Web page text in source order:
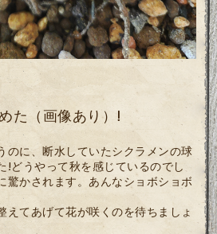
た（画像あり）!
のに、断水していたシクラメンの球
!どうやって秋を感じているのでし
驚かされます。あんなショボショボ
えてあげて花が咲くのを待ちましょ